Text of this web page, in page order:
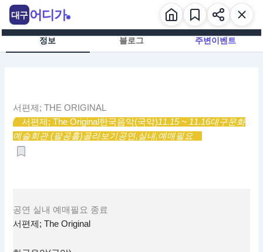
츠
정보 블로그 주변이벤트
서편제; THE ORIGINAL
서편제; The Original한국음악(국악)11.15 ~ 11.16대구문화
예술회관 (팔공홀)골라보기공연,실내,예매필요
공연 실내 예매필요 종료
서편제; The Original
대구 어디가